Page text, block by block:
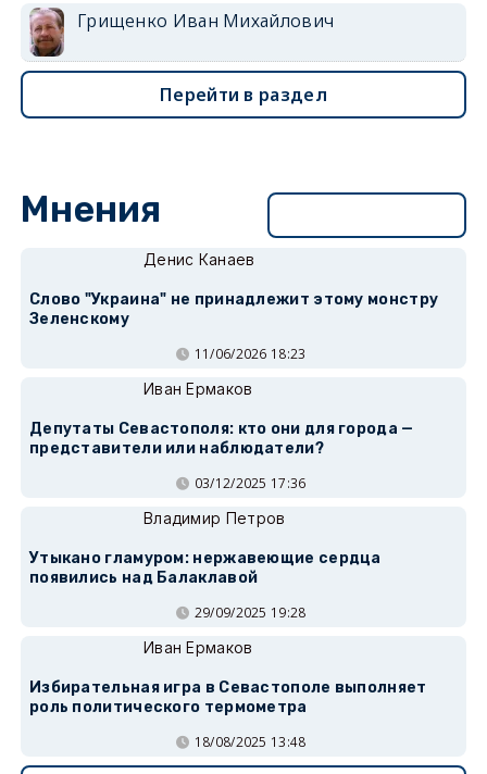
Грищенко Иван Михайлович
Перейти в раздел
Мнения
Денис Канаев
Слово "Украина" не принадлежит этому монстру
Зеленскому
11/06/2026 18:23
Иван Ермаков
Депутаты Севастополя: кто они для города —
представители или наблюдатели?
03/12/2025 17:36
Владимир Петров
Утыкано гламуром: нержавеющие сердца
появились над Балаклавой
29/09/2025 19:28
Иван Ермаков
Избирательная игра в Севастополе выполняет
роль политического термометра
18/08/2025 13:48